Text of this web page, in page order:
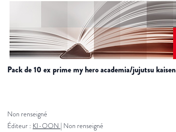
pack de 10 ex prime my hero academia/jujutsu kaisen
Non renseigné
Éditeur : KI-OON | Non renseigné